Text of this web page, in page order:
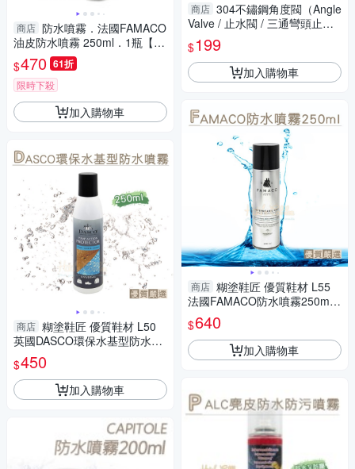
商店 防水噴霧．法國FAMACO
油皮防水噴霧 250ml．1瓶【鞋
鞋俱樂部】【906-L63】
$470 61折
限時下殺
加入購物車
商店 糊塗鞋匠 優質鞋材 L50
英國DASCO環保水基型防水噴
霧250ml 1罐 DASCO防水防汙
噴霧
$450
加入購物車
商店 304不鏽鋼角度閥（Angle
Valve / 止水閥 / 三通彎頭止水
閥）
$199
加入購物車
商店 糊塗鞋匠 優質鞋材 L55
法國FAMACO防水噴霧250ml 1
罐 防水防汙噴霧 皮革防水噴霧
劑 防油 防汙 防塵
$640
加入購物車